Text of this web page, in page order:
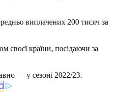
виплачених 200 тисяч за
своєї країни, посідаючи за
— у сезоні 2022/23.